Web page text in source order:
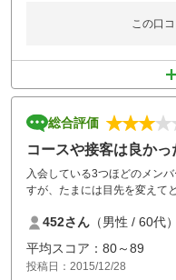
この口
総合評価
コースや接客は良かっ
入会している3つほどのメン
すが、たまには目先を変えて
が甘いか？）、接客も良好、
ませんでしたが、ハーフ３時
ました。組数もそれほど多く
質の問題だと思いますが、セ
452さん （男性 / 60代）
平均スコア：80～89
投稿日：2015/12/28